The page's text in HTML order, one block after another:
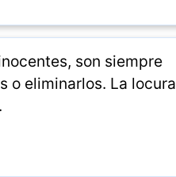
son siempre
o eliminarlos. La locura